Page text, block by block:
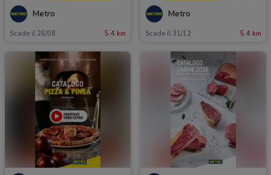
Metro
Scade il 26/08 5.4 km
Metro
Scade il 31/12 5.4 km